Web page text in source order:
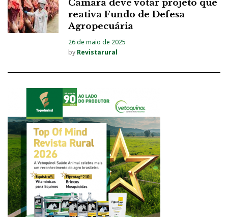
Câmara deve votar projeto que
reativa Fundo de Defesa
Agropecuária
26 de maio de 2025
by Revistarural